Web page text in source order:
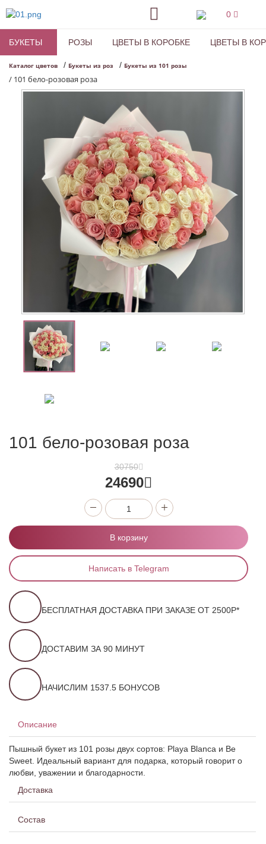
0
БУКЕТЫ РОЗЫ ЦВЕТЫ В КОРОБКЕ ЦВЕТЫ В
Каталог цветов / Букеты из роз / Букеты из 101 розы
/ 101 бело-розовая роза
101 бело-розовая роза
30750
24690
В корзину
Написать в Telegram
БЕСПЛАТНАЯ ДОСТАВКА ПРИ ЗАКАЗЕ ОТ 2500Р*
ДОСТАВИМ ЗА 90 МИНУТ
НАЧИСЛИМ 1537.5 БОНУСОВ
Описание
Пышный букет из 101 розы двух сортов: Playa Blanca и Be
Sweet. Идеальный вариант для подарка, который говорит о
любви, уважении и благодарности.
Доставка
Состав